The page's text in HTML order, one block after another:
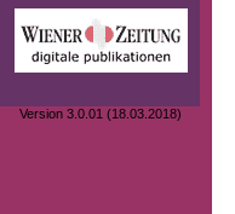
Version 3.0.01 (18.03.2018)